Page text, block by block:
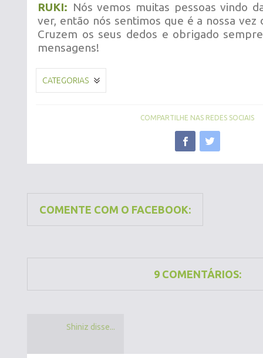
RUKI: Nós vemos muitas pessoas vindo
ver, então nós sentimos que é a nossa vez
Cruzem os seus dedos e obrigado
mensagens!
CATEGORIAS
COMPARTILHE NAS REDES SOCIAIS
COMENTE COM O FACEBOOK:
9 COMENTÁRIOS:
Shiniz disse...